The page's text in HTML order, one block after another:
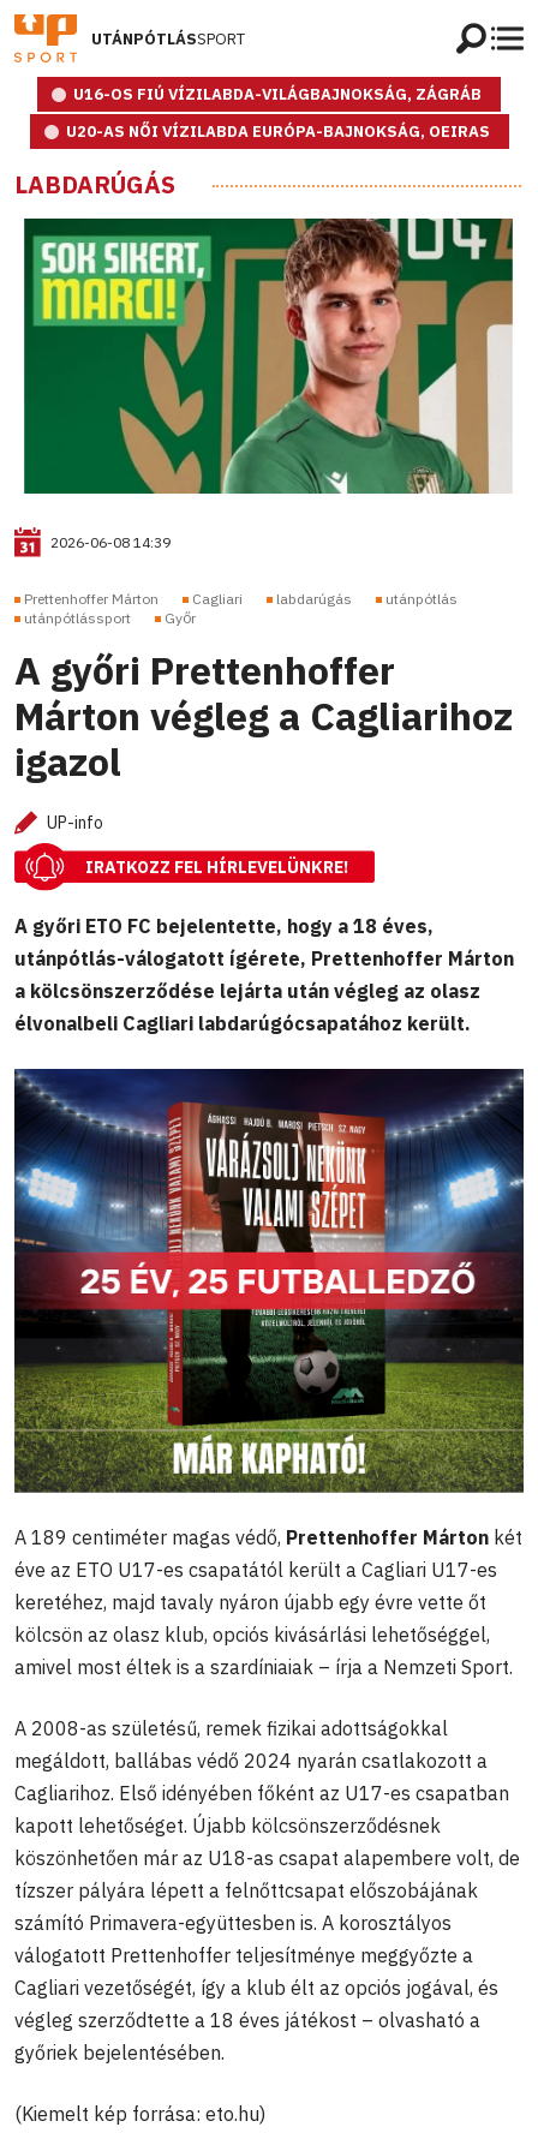
UTÁNPÓTLÁSSPORT
U16-OS FIÚ VÍZILABDA-VILÁGBAJNOKSÁG, ZÁGRÁB
U20-AS NŐI VÍZILABDA EURÓPA-BAJNOKSÁG, OEIRAS
LABDARÚGÁS
2026-06-08 14:39
Prettenhoffer Márton Cagliari labdarúgás
utánpótlás
utánpótlássport
Győr
A győri Prettenhoffer
Márton végleg a Cagliarihoz
igazol
UP-info
IRATKOZZ FEL HÍRLEVELÜNKRE!
A győri ETO FC bejelentette, hogy a 18 éves,
utánpótlás-válogatott ígérete, Prettenhoffer Márton
a kölcsönszerződése lejárta után végleg az olasz
élvonalbeli Cagliari labdarúgócsapatához került.
A 189 centiméter magas védő, Prettenhoffer Márton két
éve az ETO U17-es csapatától került a Cagliari U17-es
keretéhez, majd tavaly nyáron újabb egy évre vette őt
kölcsön az olasz klub, opciós kivásárlási lehetőséggel,
amivel most éltek is a szardíniaiak – írja a Nemzeti Sport.
A 2008-as születésű, remek fizikai adottságokkal
megáldott, ballábas védő 2024 nyarán csatlakozott a
Cagliarihoz. Első idényében főként az U17-es csapatban
kapott lehetőséget. Újabb kölcsönszerződésnek
köszönhetően már az U18-as csapat alapembere volt, de
tízszer pályára lépett a felnőttcsapat előszobájának
számító Primavera-együttesben is. A korosztályos
válogatott Prettenhoffer teljesítménye meggyőzte a
Cagliari vezetőségét, így a klub élt az opciós jogával, és
végleg szerződtette a 18 éves játékost – olvasható a
győriek bejelentésében.
(Kiemelt kép forrása: eto.hu)